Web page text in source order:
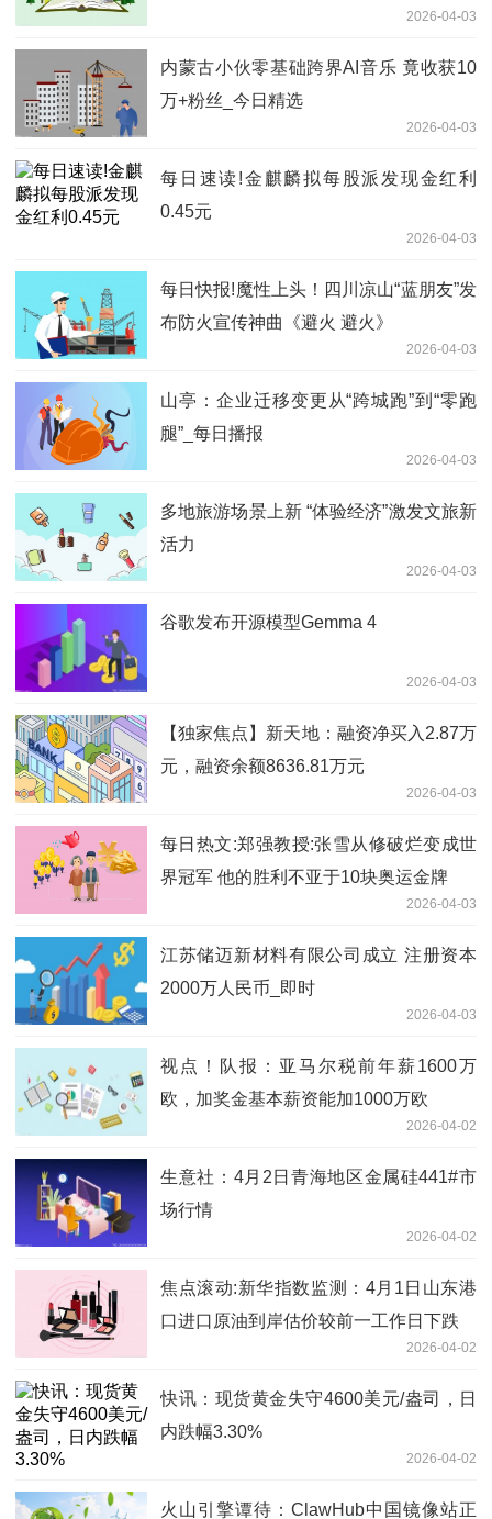
2026-04-03
内蒙古小伙零基础跨界AI音乐 竟收获10
万+粉丝_今日精选
2026-04-03
每日速读!金麒麟拟每股派发现金红利
0.45元
2026-04-03
每日快报!魔性上头！四川凉山“蓝朋友”发
布防火宣传神曲《避火 避火》
2026-04-03
山亭：企业迁移变更从“跨城跑”到“零跑
腿”_每日播报
2026-04-03
多地旅游场景上新 “体验经济”激发文旅新
活力
2026-04-03
谷歌发布开源模型Gemma 4
2026-04-03
【独家焦点】新天地：融资净买入2.87万
元，融资余额8636.81万元
2026-04-03
每日热文:郑强教授:张雪从修破烂变成世
界冠军 他的胜利不亚于10块奥运金牌
2026-04-03
江苏储迈新材料有限公司成立 注册资本
2000万人民币_即时
2026-04-03
视点！队报：亚马尔税前年薪1600万
欧，加奖金基本薪资能加1000万欧
2026-04-02
生意社：4月2日青海地区金属硅441#市
场行情
2026-04-02
焦点滚动:新华指数监测：4月1日山东港
口进口原油到岸估价较前一工作日下跌
2026-04-02
快讯：现货黄金失守4600美元/盎司，日
内跌幅3.30%
2026-04-02
火山引擎谭待：ClawHub中国镜像站正